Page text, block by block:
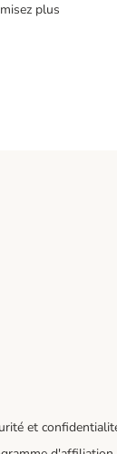
plus
Method
Method
Mondial relay
et